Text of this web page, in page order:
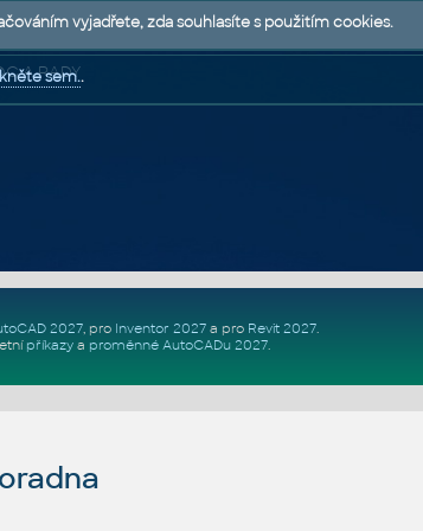
A RADY
2027, pro Inventor 2027a pro Revit 2027.
příkazya proměnné AutoCADu 2027.
vyjadřete, zda souhlasíte s použitím cookies.
sem..